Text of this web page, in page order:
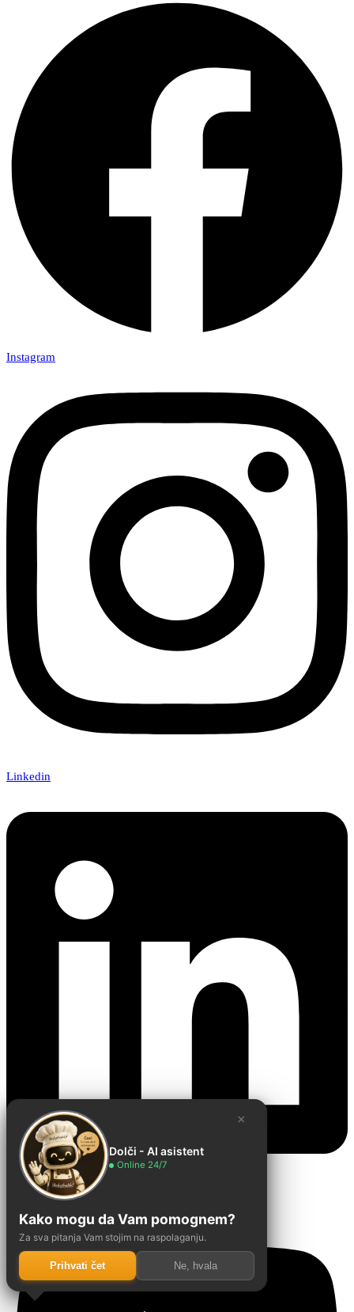
Instagram
Linkedin
Youtube
×
Dolči - AI asistent
Online 24/7
Kako mogu da Vam pomognem?
Za sva pitanja Vam stojim na raspolaganju.
Prihvati čet Ne, hvala